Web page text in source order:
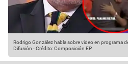
Rodrigo González habla sobre video en programa
Difusión -Crédito: Composición EP